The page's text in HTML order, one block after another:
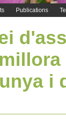
Publications
i